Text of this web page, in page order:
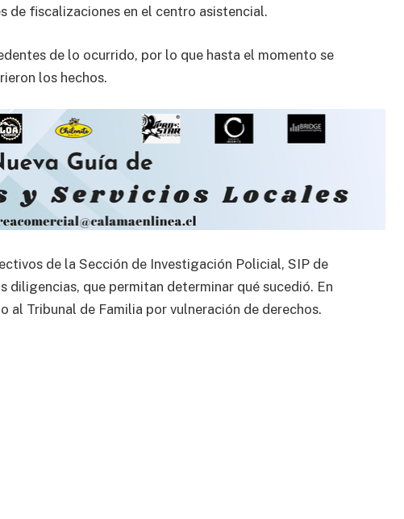
de fiscalizaciones en el centro asistencial.
de lo ocurrido, por lo que hasta el momento se
los hechos.
de la Sección de Investigación Policial, SIP de
diligencias, que permitan determinar qué sucedió. En
al Tribunal de Familia por vulneración de derechos.